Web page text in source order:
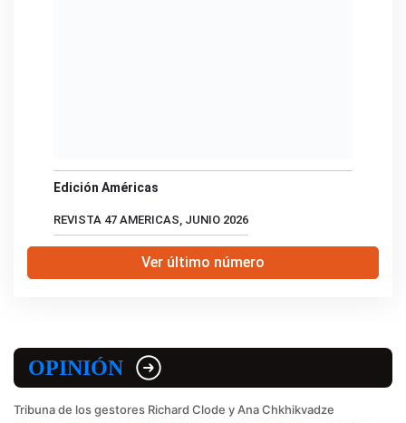
Edición Américas
REVISTA 47 AMERICAS, JUNIO 2026
Ver último número
OPINIÓN
Tribuna de los gestores Richard Clode y Ana Chkhikvadze